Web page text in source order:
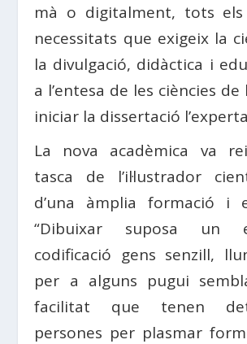
mà o digitalment, tots els
necessitats que exigeix la
la divulgació, didàctica i
a l’entesa de les ciències de
iniciar la dissertació
La nova acadèmica va
tasca de l’il·lustrador
d’una àmplia formació i
“Dibuixar suposa un
codificació gens senzill,
per a alguns pugui
facilitat que tenen
persones per plasmar